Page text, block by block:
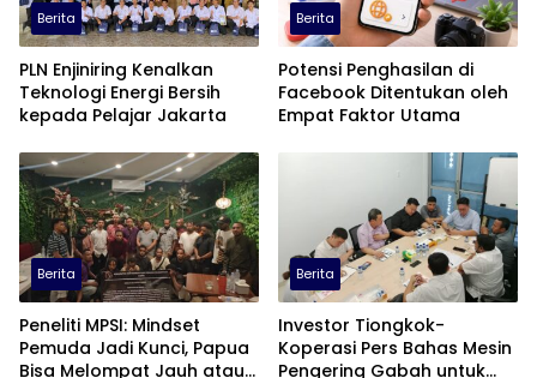
Berita
PLN Enjiniring Kenalkan
Teknologi Energi Bersih
kepada Pelajar Jakarta
Berita
Potensi Penghasilan di
Facebook Ditentukan oleh
Empat Faktor Utama
Berita
Peneliti MPSI: Mindset
Pemuda Jadi Kunci, Papua
Bisa Melompat Jauh atau
Berita
Investor Tiongkok-
Koperasi Pers Bahas Mesin
Pengering Gabah untuk